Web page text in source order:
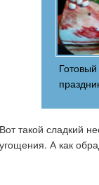
Вот такой сладкий
угощения. А как